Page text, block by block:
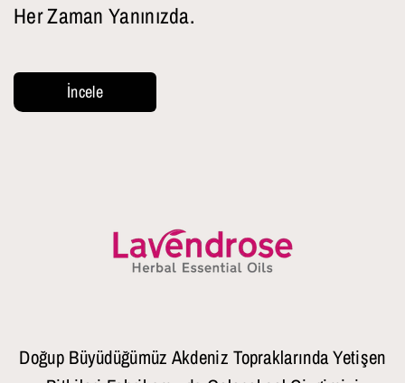
Her Zaman Yanınızda.
İncele
Doğup Büyüdüğümüz Akdeniz Topraklarında Yetişen